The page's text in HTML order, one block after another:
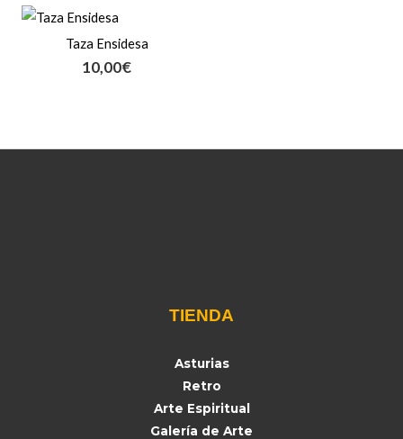
Taza Ensidesa
10,00€
TIENDA
Asturias
Retro
Arte Espiritual
Galería de Arte